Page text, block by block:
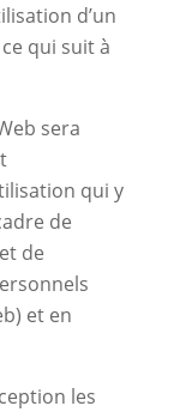
d’un
qui suit à
sera
qui y
de
de
et en
les